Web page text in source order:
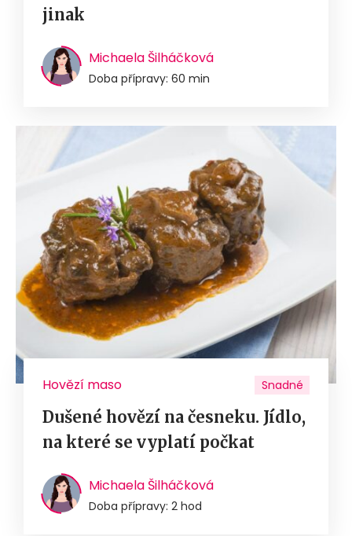
jinak
Michaela Šilháčková
Doba přípravy: 60 min
Hovězí maso Snadné
Dušené hovězí na česneku. Jídlo,
na které se vyplatí počkat
Michaela Šilháčková
Doba přípravy: 2 hod